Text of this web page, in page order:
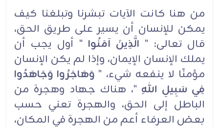
من هنا كانت الآيات تبشرنا وتبلغنا كيف
يمكن للإنسان أن يسير على طريق الحق،
قال تعالى: " الَّذِينَ آمَنُوا " أول يجب أن
يملك الإنسان الإيمان، وإذا لم يكن الإنسان
مؤمنًا لا ينفعه شيء، " وَهَاجَرُوا وَجَاهَدُوا
فِي سَبِيلِ اللهِ "، هناك جهاد وهجرة من
الباطل إلى الحق، والهجرة تعني حسب
بعض العرفاء أعم من الهجرة في المكان،